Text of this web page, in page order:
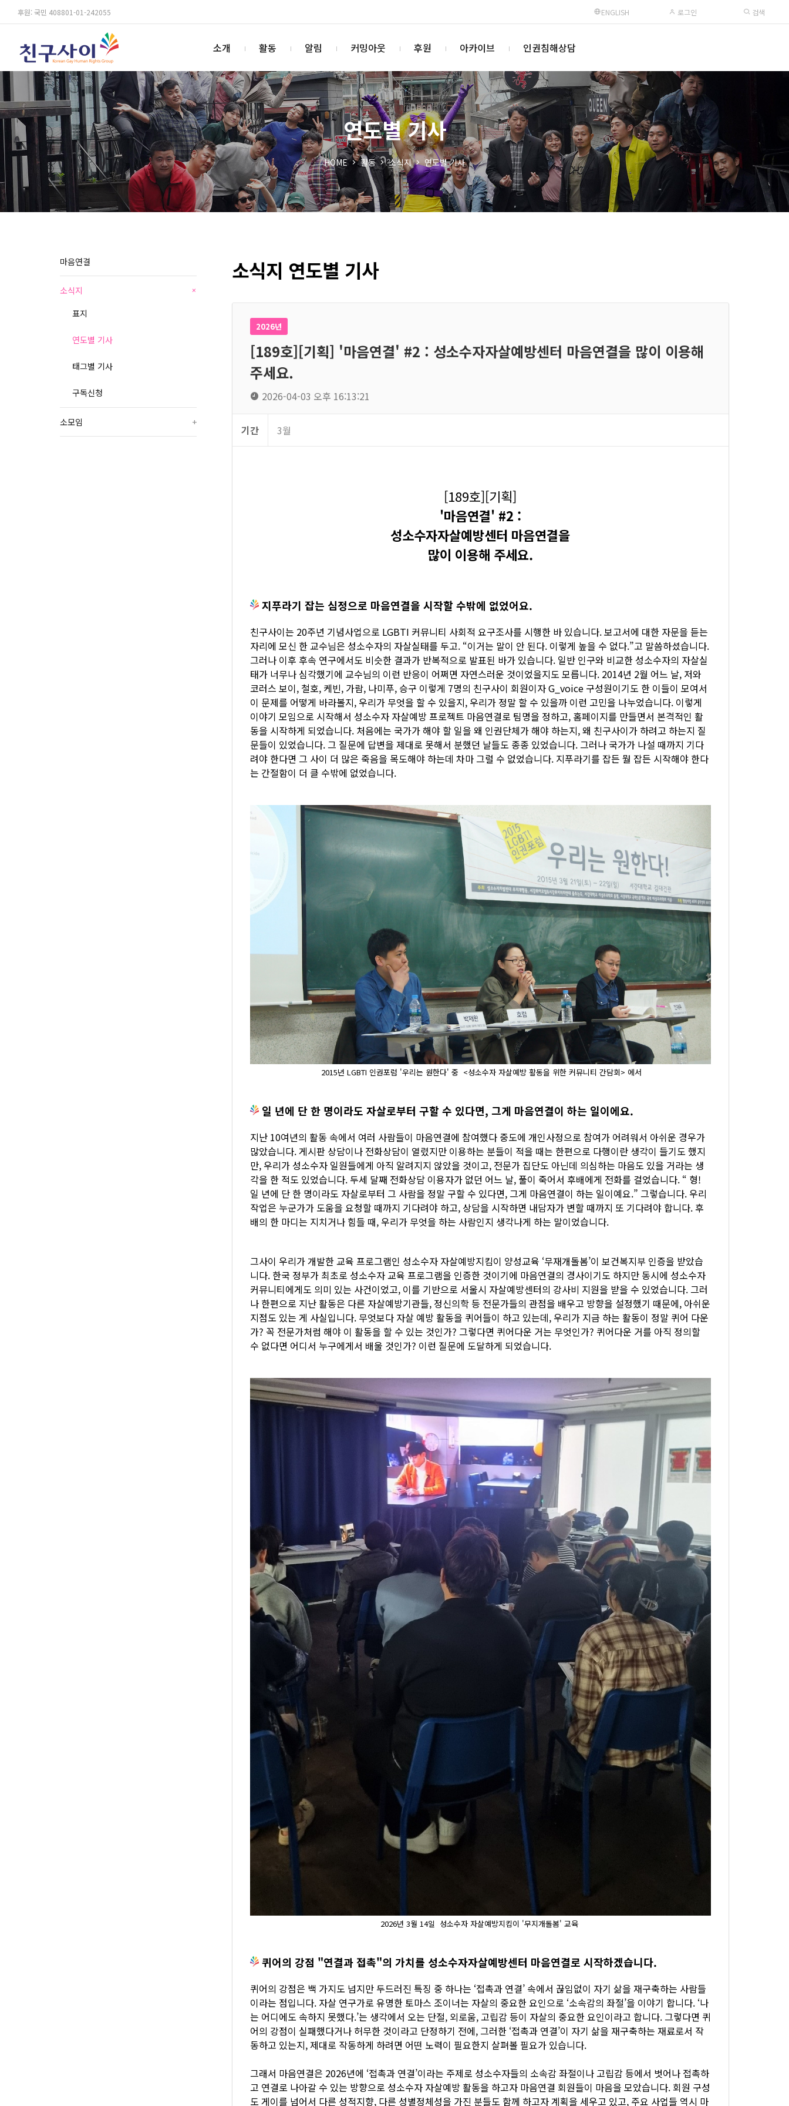
후원: 국민 408801-01-242055 ENGLISH 로그인 검색
소개 활동 알림 커밍아웃 후원 아카이브 인권침해상담
연도별 기사
HOME 활동 소식지 연도별 기사
마음연결
소식지 +
표지
연도별 기사
태그별 기사
구독신청
소모임 +
소식지 연도별 기사
2026년
[189호][기획] '마음연결' #2 : 성소수자자살예방센터 마음연결을 많이 이용해
주세요.
2026-04-03 오후 16:13:21
기간 3월
[189호][기획]
'마음연결' #2 :
성소수자자살예방센터 마음연결을
많이 이용해 주세요.
지푸라기 잡는 심정으로 마음연결을 시작할 수밖에 없었어요.
친구사이는 20주년 기념사업으로 LGBTI 커뮤니티 사회적 요구조사를 시행한 바 있습니다. 보고서에 대한 자문을 듣는
자리에 모신 한 교수님은 성소수자의 자살실태를 두고. “이거는 말이 안 된다. 이렇게 높을 수 없다.”고 말씀하셨습니다.
그러나 이후 후속 연구에서도 비슷한 결과가 반복적으로 발표된 바가 있습니다. 일반 인구와 비교한 성소수자의 자살실
태가 너무나 심각했기에 교수님의 이런 반응이 어쩌면 자연스러운 것이었을지도 모릅니다. 2014년 2월 어느 날, 저와
코러스 보이, 철호, 케빈, 가람, 나미푸, 승구 이렇게 7명의 친구사이 회원이자 G_voice 구성원이기도 한 이들이 모여서
이 문제를 어떻게 바라볼지, 우리가 무엇을 할 수 있을지, 우리가 정말 할 수 있을까 이런 고민을 나누었습니다. 이렇게
이야기 모임으로 시작해서 성소수자 자살예방 프로젝트 마음연결로 팀명을 정하고, 홈페이지를 만들면서 본격적인 활
동을 시작하게 되었습니다. 처음에는 국가가 해야 할 일을 왜 인권단체가 해야 하는지, 왜 친구사이가 하려고 하는지 질
문들이 있었습니다. 그 질문에 답변을 제대로 못해서 분했던 날들도 종종 있었습니다. 그러나 국가가 나설 때까지 기다
려야 한다면 그 사이 더 많은 죽음을 목도해야 하는데 차마 그럴 수 없었습니다. 지푸라기를 잡든 뭘 잡든 시작해야 한다
는 간절함이 더 클 수밖에 없었습니다.
2015년 LGBTI 인권포럼 '우리는 원한다' 중 <성소수자 자살예방 활동을 위한 커뮤니티 간담회> 에서
일 년에 단 한 명이라도 자살로부터 구할 수 있다면, 그게 마음연결이 하는 일이에요.
지난 10여년의 활동 속에서 여러 사람들이 마음연결에 참여했다 중도에 개인사정으로 참여가 어려워서 아쉬운 경우가
많았습니다. 게시판 상담이나 전화상담이 열렸지만 이용하는 분들이 적을 때는 한편으로 다행이란 생각이 들기도 했지
만, 우리가 성소수자 일원들에게 아직 알려지지 않았을 것이고, 전문가 집단도 아닌데 의심하는 마음도 있을 거라는 생
각을 한 적도 있었습니다. 두세 달째 전화상담 이용자가 없던 어느 날, 풀이 죽어서 후배에게 전화를 걸었습니다. “ 형!
일 년에 단 한 명이라도 자살로부터 그 사람을 정말 구할 수 있다면, 그게 마음연결이 하는 일이예요.” 그렇습니다. 우리
작업은 누군가가 도움을 요청할 때까지 기다려야 하고, 상담을 시작하면 내담자가 변할 때까지 또 기다려야 합니다. 후
배의 한 마디는 지치거나 힘들 때, 우리가 무엇을 하는 사람인지 생각나게 하는 말이었습니다.
그사이 우리가 개발한 교육 프로그램인 성소수자 자살예방지킴이 양성교육 ‘무재개돌봄’이 보건복지부 인증을 받았습
니다. 한국 정부가 최초로 성소수자 교육 프로그램을 인증한 것이기에 마음연결의 경사이기도 하지만 동시에 성소수자
커뮤니티에게도 의미 있는 사건이었고, 이를 기반으로 서울시 자살예방센터의 강사비 지원을 받을 수 있었습니다. 그러
나 한편으로 지난 활동은 다른 자살예방기관들, 정신의학 등 전문가들의 관점을 배우고 방향을 설정했기 때문에, 아쉬운
지점도 있는 게 사실입니다. 무엇보다 자살 예방 활동을 퀴어들이 하고 있는데, 우리가 지금 하는 활동이 정말 퀴어 다운
가? 꼭 전문가처럼 해야 이 활동을 할 수 있는 것인가? 그렇다면 퀴어다운 거는 무엇인가? 퀴어다운 거를 아직 정의할
수 없다면 어디서 누구에게서 배울 것인가? 이런 질문에 도달하게 되었습니다.
2026년 3월 14일 성소수자 자살예방지킴이 '무지개돌봄' 교육
퀴어의 강점 "연결과 접촉"의 가치를 성소수자자살예방센터 마음연결로 시작하겠습니다.
퀴어의 강점은 백 가지도 넘지만 두드러진 특징 중 하나는 ‘접촉과 연결’ 속에서 끊임없이 자기 삶을 재구축하는 사람들
이라는 점입니다. 자살 연구가로 유명한 토마스 조이너는 자살의 중요한 요인으로 ‘소속감의 좌절’을 이야기 합니다. ‘나
는 어디에도 속하지 못했다.’는 생각에서 오는 단절, 외로움, 고립감 등이 자살의 중요한 요인이라고 합니다. 그렇다면 퀴
어의 강점이 실패했다거나 허무한 것이라고 단정하기 전에, 그러한 ‘접촉과 연결’이 자기 삶을 재구축하는 재료로서 작
동하고 있는지, 제대로 작동하게 하려면 어떤 노력이 필요한지 살펴볼 필요가 있습니다.
그래서 마음연결은 2026년에 ‘접촉과 연결’이라는 주제로 성소수자들의 소속감 좌절이나 고립감 등에서 벗어나 접촉하
고 연결로 나아갈 수 있는 방향으로 성소수자 자살예방 활동을 하고자 마음연결 회원들이 마음을 모았습니다. 회원 구성
도 게이를 넘어서 다른 성적지향, 다른 성별정체성을 가진 분들도 함께 하고자 계획을 세우고 있고, 주요 사업들 역시 마